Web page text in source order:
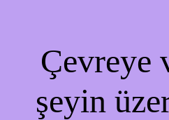
Çevreye
şeyin